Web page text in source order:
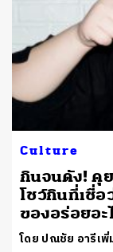
Culture
กินจนดัง! คุ
โชว์กินที่เชื่อ
ของอร่อยอะ
โดย ปณชัย อารีเ